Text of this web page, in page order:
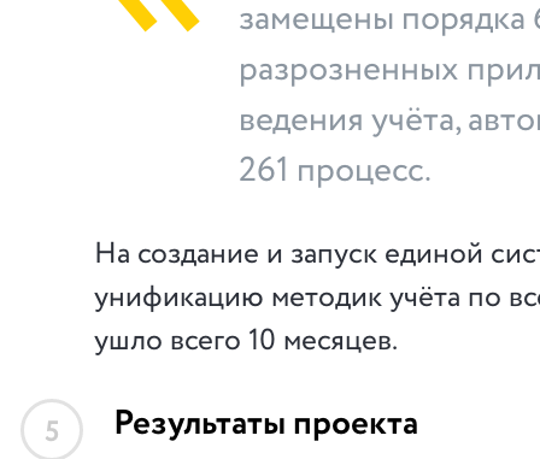
замещены порядка
разрозненных
ведения учёта,
261 процесс.
На создание и запуск единой
унификацию методик учёта по
ушло всего 10 месяцев.
5 Результаты проекта